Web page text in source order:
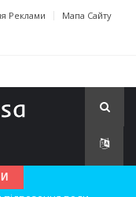
Реклами Мапа Сайту